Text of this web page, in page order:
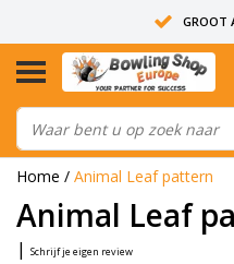
GROOT
14 DAGEN
ALLE
Home / Animal Leaf pattern
Animal Leaf
| Schrijf je eigen review